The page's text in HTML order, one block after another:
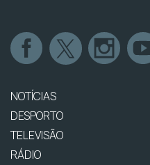
NOTÍCIAS
DESPORTO
TELEVISÃO
RÁDIO